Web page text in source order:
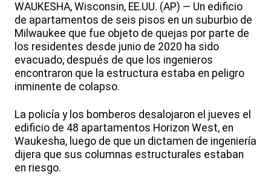
WAUKESHA, Wisconsin, EE.UU. (AP) — Un edificio
de apartamentos de seis pisos en un suburbio de
Milwaukee que fue objeto de quejas por parte de
los residentes desde junio de 2020 ha sido
evacuado, después de que los ingenieros
encontraron que la estructura estaba en peligro
inminente de colapso.
La policía y los bomberos desalojaron el jueves el
edificio de 48 apartamentos Horizon West, en
Waukesha, luego de que un dictamen de ingeniería
dijera que sus columnas estructurales estaban
en riesgo.